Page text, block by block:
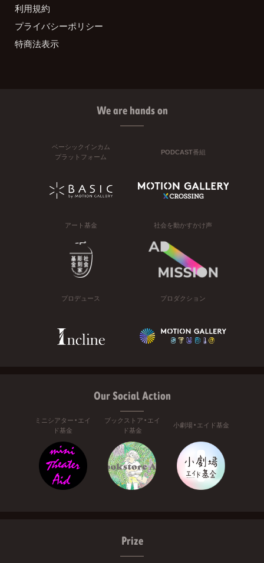
利用規約
プライバシーポリシー
特商法表示
We are hands on
ベーシックインカム
プラットフォーム
PODCAST番組
アート基金 社会を動かすかけ声
プロデュース プロダクション
Our Social Action
ミニシアター・エイ
ド基金
ブックストア・エイ
ド基金
小劇場・エイド基金
Prize